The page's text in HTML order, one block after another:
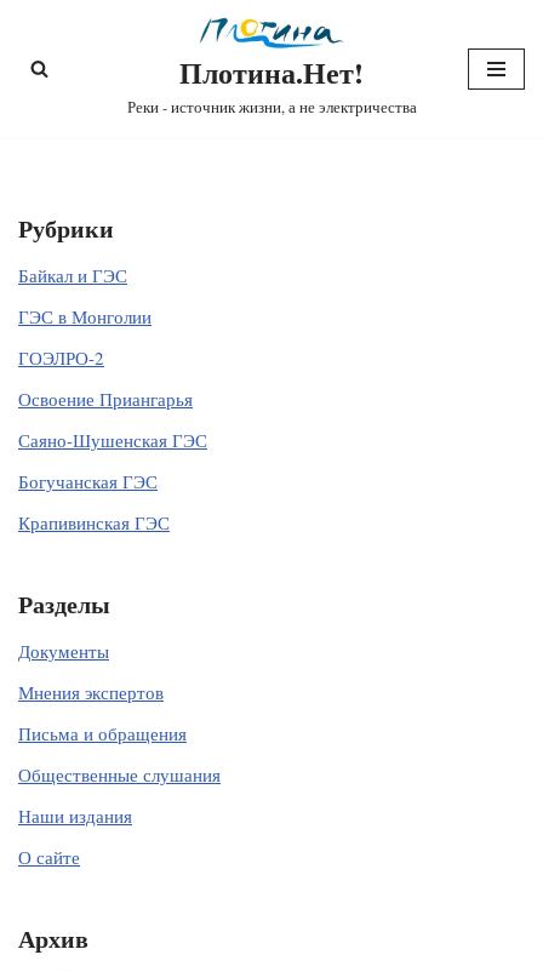
Перейти
Плотина.Нет!
Реки - источник жизни, а не электричества
Рубрики
Байкал и ГЭС
ГЭС в Монголии
ГОЭЛРО-2
Освоение Приангарья
Саяно-Шушенская ГЭС
Богучанская ГЭС
Крапивинская ГЭС
Разделы
Документы
Мнения экспертов
Письма и обращения
Общественные слушания
Наши издания
О сайте
Архив